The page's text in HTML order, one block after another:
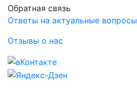
Обратная связь
Ответы на актуальные вопросы
Отзывы о нас